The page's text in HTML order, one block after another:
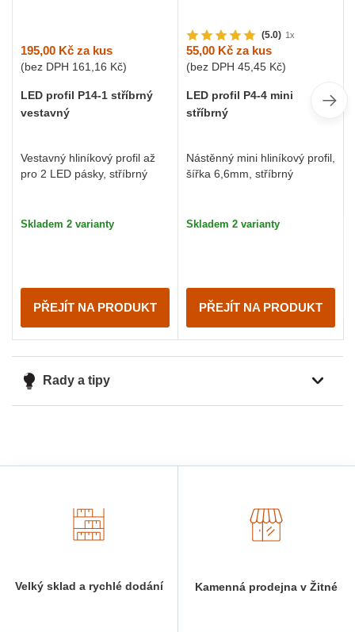
195,00 Kč za kus
(bez DPH 161,16 Kč)
LED profil P14-1 stříbrný
vestavný
Vestavný hliníkový profil až
pro 2 LED pásky, stříbrný
Skladem 2 varianty
PŘEJÍT NA PRODUKT
(5.0) 1x
55,00 Kč za kus
(bez DPH 45,45 Kč)
LED profil P4-4 mini
stříbrný
Nástěnný mini hliníkový profil,
šířka 6,6mm, stříbrný
Skladem 2 varianty
PŘEJÍT NA PRODUKT
Rady a tipy
Velký sklad a rychlé dodání Kamenná prodejna v Žitné